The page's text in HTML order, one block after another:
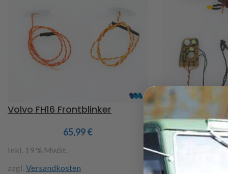
Volvo FH16 Frontblinker
65,99€
inkl. 19 % MwSt.
zzgl. Versandkosten
Volvo FH16
Set (6×4)
inkl. 19 % MwSt.